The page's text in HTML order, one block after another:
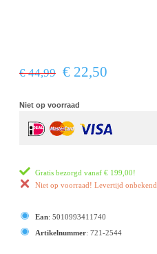
€ 44,99 € 22,50
Niet op voorraad
Gratis bezorgd vanaf € 199,00!
Niet op voorraad! Levertijd onbekend.
Ean: 5010993411740
Artikelnummer: 721-2544